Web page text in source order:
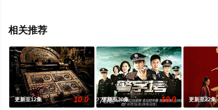
相关推荐
更新至12集 10.0 更新至30集 10.0 更新至22集